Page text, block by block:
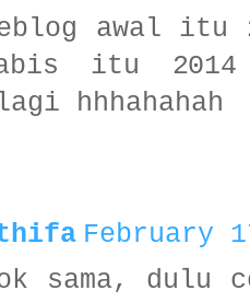
awal
itu 2014
hhhahahah
February
sama, dulu